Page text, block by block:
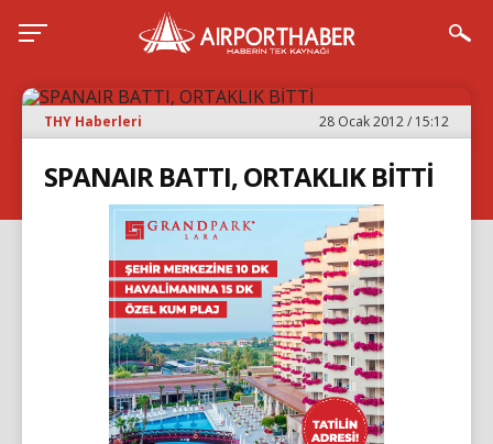
THY Haberleri 28 Ocak 2012 / 15:12
SPANAIR BATTI, ORTAKLIK BİTTİ